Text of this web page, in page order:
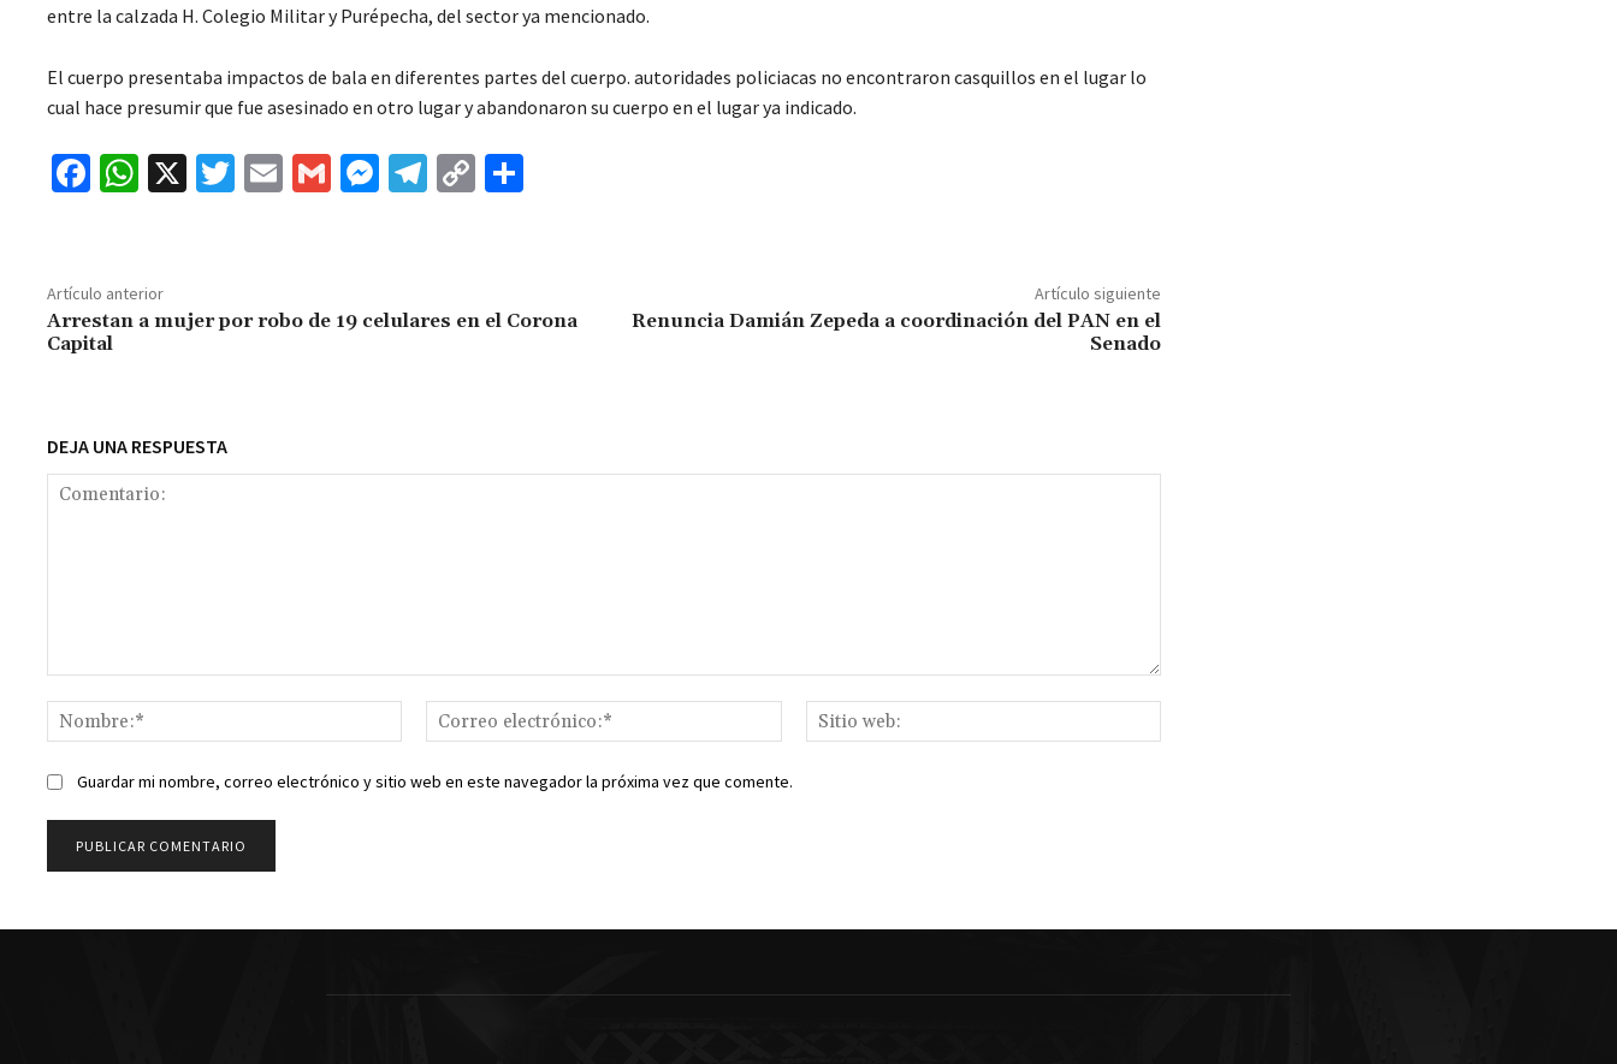
entre la calzada H. Colegio Militar y Purépecha, del sector ya mencionado.
El cuerpo presentaba impactos de bala en diferentes partes del cuerpo. autoridades policiacas no encontraron casquillos en el lugar lo
cual hace presumir que fue asesinado en otro lugar y abandonaron su cuerpo en el lugar ya indicado.
Fa
o
o
k
W
sA
p
X
T
E
G
M
ge
Te
m
C
Li ar
Artículo anterior
Arrestan a mujer por robo de 19 celulares en el Corona
Capital
Artículo siguiente
Renuncia Damián Zepeda a coordinación del PAN en el
Senado
DEJA UNA RESPUESTA
Nombre:*
Correo
electrónico:*
web:
Guardar mi nombre, correo electrónico y sitio web en este navegador la próxima vez que comente.